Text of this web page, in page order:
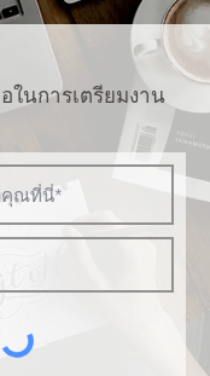
นการเตรียมงาน